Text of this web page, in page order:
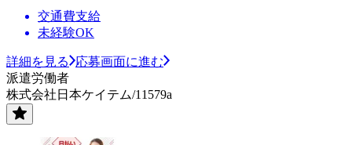
交通費支給
未経験OK
詳細を見る
応募画面に進む
派遣労働者
株式会社日本ケイテム/11579a